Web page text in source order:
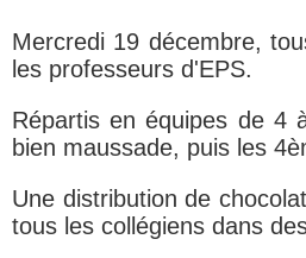
Mercredi 19 décembre,
les professeurs d'EPS.
Répartis en équipes de 4
bien maussade, puis les
Une distribution de
tous les collégiens dans